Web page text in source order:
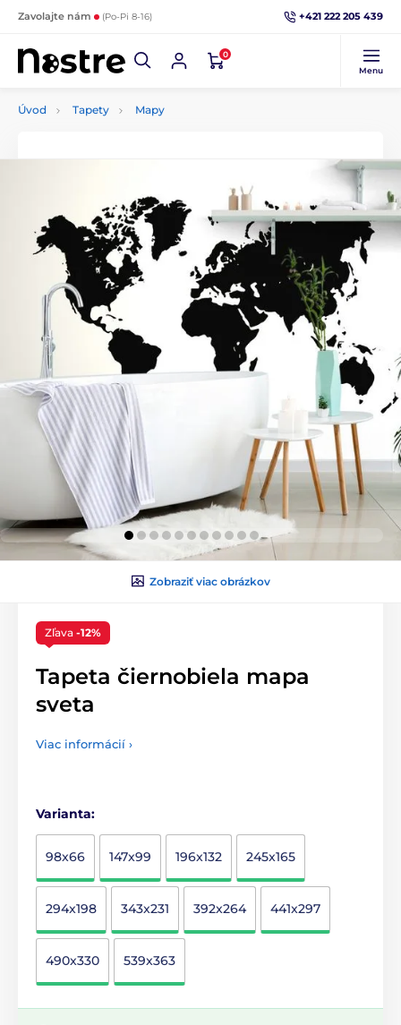
Zavolajte nám (Po-Pi 8-16) +421 222 205 439
0
Menu
Úvod Tapety Mapy
Zobraziť viac obrázkov
Zľava -12%
Tapeta čiernobiela mapa
sveta
Viac informácií ›
Varianta:
98x66 147x99 196x132 245x165
294x198 343x231 392x264 441x297
490x330 539x363